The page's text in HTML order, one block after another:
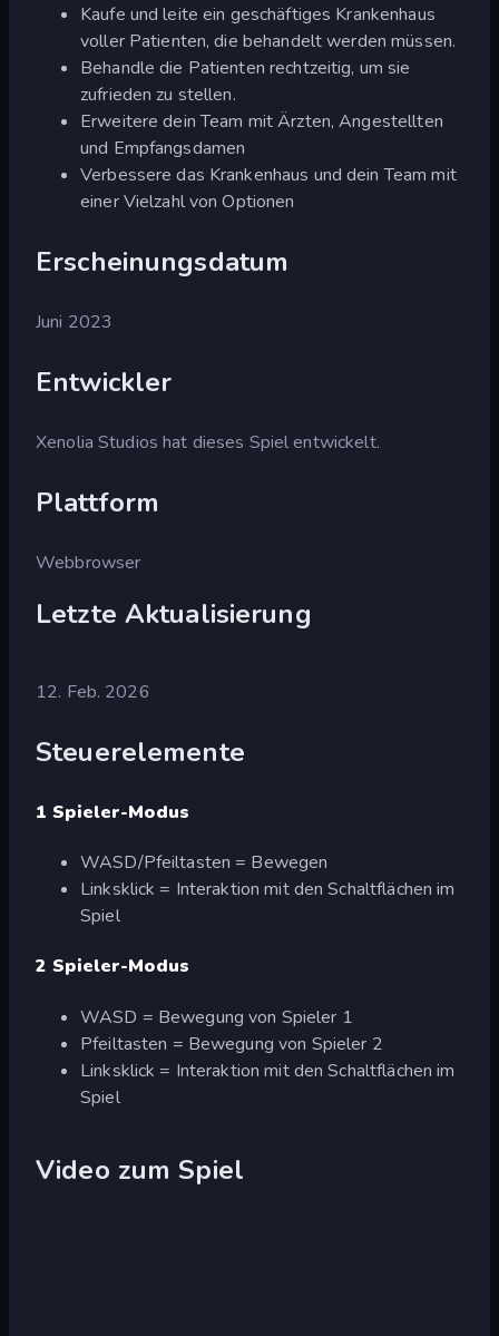
Kaufe und leite ein geschäftiges Krankenhaus
voller Patienten, die behandelt werden müssen.
Behandle die Patienten rechtzeitig, um sie
zufrieden zu stellen.
Erweitere dein Team mit Ärzten, Angestellten
und Empfangsdamen
Verbessere das Krankenhaus und dein Team mit
einer Vielzahl von Optionen
Erscheinungsdatum
Juni 2023
Entwickler
Xenolia Studios hat dieses Spiel entwickelt.
Plattform
Webbrowser
Letzte Aktualisierung
12. Feb. 2026
Steuerelemente
1 Spieler-Modus
WASD/Pfeiltasten = Bewegen
Linksklick = Interaktion mit den Schaltflächen im
Spiel
2 Spieler-Modus
WASD = Bewegung von Spieler 1
Pfeiltasten = Bewegung von Spieler 2
Linksklick = Interaktion mit den Schaltflächen im
Spiel
Video zum Spiel